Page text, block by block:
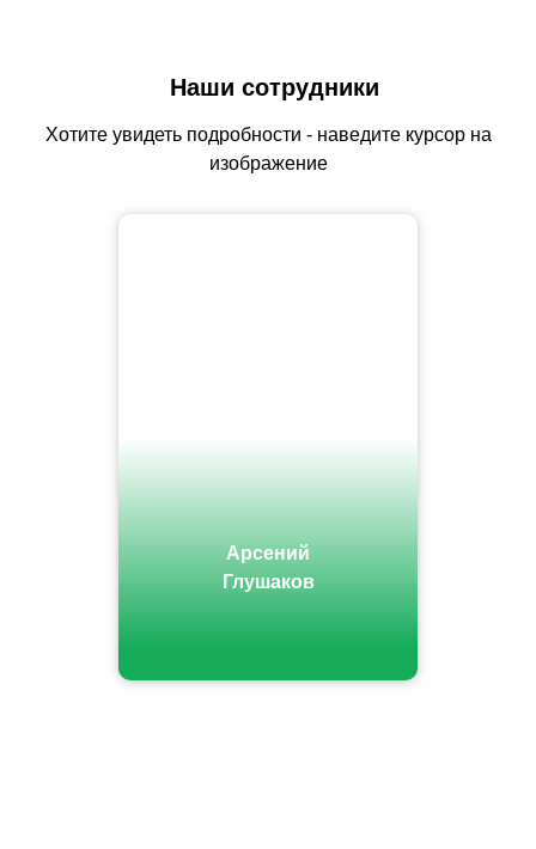
Наши сотрудники
Хотите увидеть подробности - наведите курсор на
изображение
Арсений
Глушаков